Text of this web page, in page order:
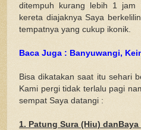
ditempuh kurang lebih 1 jam
kereta diajaknya Saya
tempatnya yang cukup ikonik.
Baca Juga : Banyuwangi,
Bisa dikatakan saat itu sehari
Kami pergi tidak terlalu pagi
sempat Saya datangi :
1. Patung Sura (Hiu) danBaya